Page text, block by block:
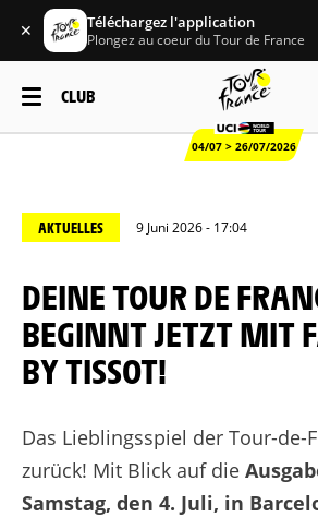
✕ Téléchargez l'application
Plongez au coeur du Tour de France
CLUB
04/07 > 26/07/2026
AKTUELLES 9 Juni 2026 - 17:04
DEINE TOUR DE FRANCE
BEGINNT JETZT MIT
BY TISSOT!
Das Lieblingsspiel der Tour-de-
zurück! Mit Blick auf die
Samstag, den 4. Juli, in